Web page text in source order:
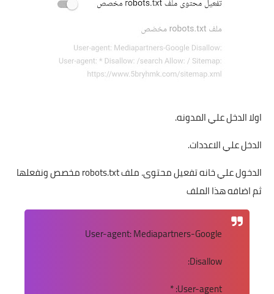
اولا الدخل علي المدونه.
الدخل علي الاعددات.
الدخول علي خانه تفعيل محتوى. ملف robots.txt مخصص ونفعلها
ثم اضافه هذا الملف
User-agent: Mediapartners-Google
Disallow:
User-agent: *